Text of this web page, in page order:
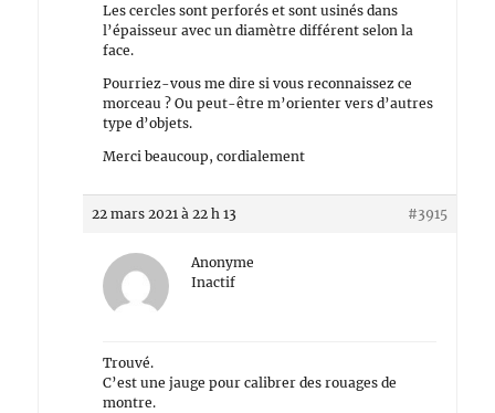
Les cercles sont perforés et sont usinés dans
l’épaisseur avec un diamètre différent selon la
face.
Pourriez-vous me dire si vous reconnaissez ce
morceau ? Ou peut-être m’orienter vers d’autres
type d’objets.
Merci beaucoup, cordialement
22 mars 2021 à 22 h 13 #3915
Anonyme
Inactif
Trouvé.
C’est une jauge pour calibrer des rouages de
montre.